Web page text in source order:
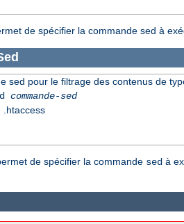
de spécifier la commande sed à
sed pour le filtrage des contenus de
commande-sed
.htaccess
de spécifier la commande sed à